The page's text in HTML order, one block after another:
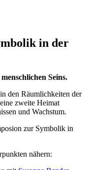
in der
Seins.
den Räumlichkeiten der
zweite Heimat
und Wachstum.
zur Symbolik in
nähern: